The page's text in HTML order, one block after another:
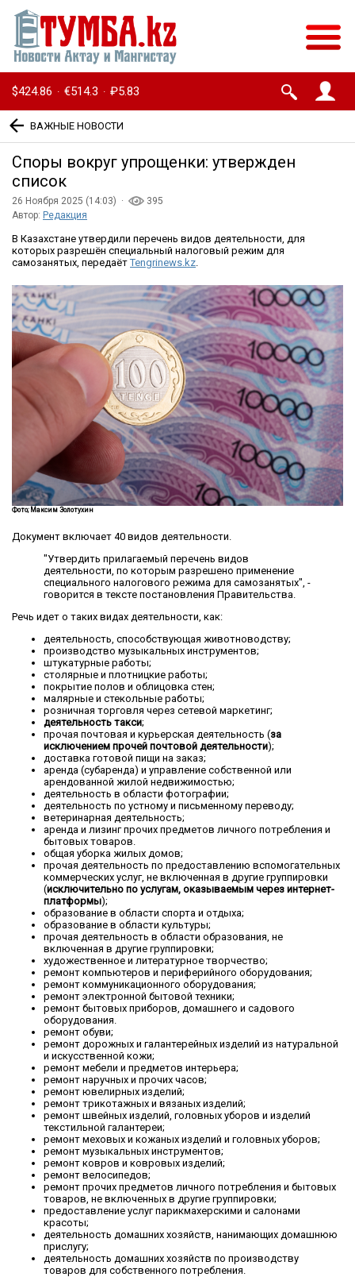
$424.86 · €514.3 · ₽5.83
ВАЖНЫЕ НОВОСТИ
Cпоры вокруг упрощенки: утвержден
список
26 Ноября 2025 (14:03) ·
395
Автор: Редакция
В Казахстане утвердили перечень видов деятельности, для
которых разрешён специальный налоговый режим для
самозанятых, передаётTengrinews.kz.
Фото; Максим Золотухин
Документ включает 40 видов деятельности.
"Утвердить прилагаемый перечень видов
деятельности, по которым разрешено применение
специального налогового режима для самозанятых", -
говорится в тексте постановления Правительства.
Речь идет о таких видах деятельности, как:
деятельность, способствующая животноводству;
производство музыкальных инструментов;
штукатурные работы;
столярные и плотницкие работы;
покрытие полов и облицовка стен;
малярные и стекольные работы;
розничная торговля через сетевой маркетинг;
деятельность такси;
прочая почтовая и курьерская деятельность (за
исключением прочей почтовой деятельности);
доставка готовой пищи на заказ;
аренда (субаренда) и управление собственной или
арендованной жилой недвижимостью;
деятельность в области фотографии;
деятельность по устному и письменному переводу;
ветеринарная деятельность;
аренда и лизинг прочих предметов личного потребления и
бытовых товаров.
общая уборка жилых домов;
прочая деятельность по предоставлению вспомогательных
коммерческих услуг, не включенная в другие группировки
(исключительно по услугам, оказываемым через интернет-
платформы);
образование в области спорта и отдыха;
образование в области культуры;
прочая деятельность в области образования, не
включенная в другие группировки;
художественное и литературное творчество;
ремонт компьютеров и периферийного оборудования;
ремонт коммуникационного оборудования;
ремонт электронной бытовой техники;
ремонт бытовых приборов, домашнего и садового
оборудования.
ремонт обуви;
ремонт дорожных и галантерейных изделий из натуральной
и искусственной кожи;
ремонт мебели и предметов интерьера;
ремонт наручных и прочих часов;
ремонт ювелирных изделий;
ремонт трикотажных и вязаных изделий;
ремонт швейных изделий, головных уборов и изделий
текстильной галантереи;
ремонт меховых и кожаных изделий и головных уборов;
ремонт музыкальных инструментов;
ремонт ковров и ковровых изделий;
ремонт велосипедов;
ремонт прочих предметов личного потребления и бытовых
товаров, не включенных в другие группировки;
предоставление услуг парикмахерскими и салонами
красоты;
деятельность домашних хозяйств, нанимающих домашнюю
прислугу;
деятельность домашних хозяйств по производству
товаров для собственного потребления.